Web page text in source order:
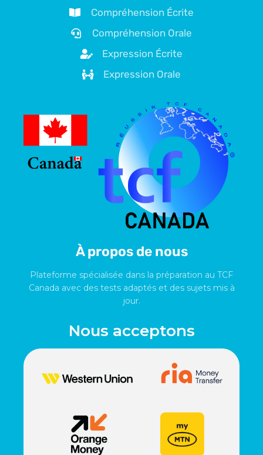
Compréhension Écrite
Compréhension Orale
Expression Écrite
Expression Orale
À propos de nous
Plateforme spécialisée dans la préparation au TCF
Canada avec des tests adaptés et des sujets mis à
jour.
Nous acceptons